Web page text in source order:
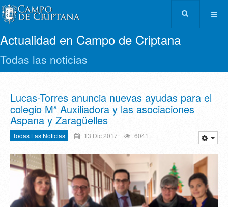
Actualidad en Campo de Criptana
Todas las noticias
Lucas-Torres anuncia nuevas ayudas para el
colegio Mª Auxiliadora y las asociaciones
Aspana y Zaragüelles
Todas Las Noticias 13 Dic 2017 6041